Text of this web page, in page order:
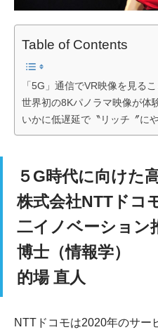
Table of Contents
「5G」通信でVR映像を見る
世界初の8Kパノラマ映像が体
いかに低遅延で〝リッチ〞に
５G時代に向けた
株式会社NTTドコ
二イノベーション
博士（情報学）
的場 直人
NTTドコモは2020年のサー